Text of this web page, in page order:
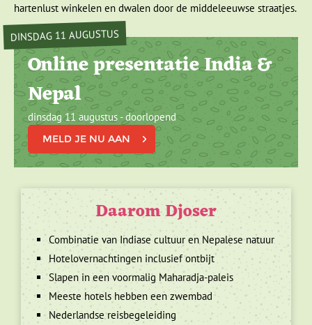
hartenlust winkelen en dwalen door de middeleeuwse straatjes.
DINSDAG 11 AUGUSTUS
Online presentatie India &
Nepal
dinsdag 11 augustus - doorlopend
MELD JE NU AAN
Daarom Djoser
Combinatie van Indiase cultuur en Nepalese natuur
Hotelovernachtingen inclusief ontbijt
Slapen in een voormalig Maharadja-paleis
Meeste hotels hebben een zwembad
Nederlandse reisbegeleiding